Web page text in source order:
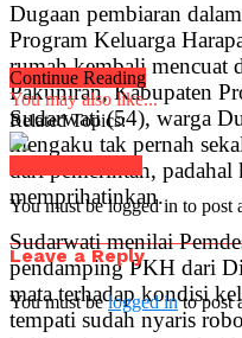
Dugaan pembiaran
Program Keluarga
rumah kembali mencuat
Pakuniran, Kabupaten
Sudarwati (54), warga
mengaku tak pernah
dari pemerintah,
memprihatinkan.
Sudarwati menilai
pendamping PKH dari
mata terhadap kondisi
tempati sudah nyaris
Continue Reading
You may also like...
Related Topics:
You must be logged in to post
Leave a Reply
You must belogged into post